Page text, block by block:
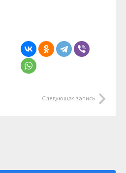
Следующая запись